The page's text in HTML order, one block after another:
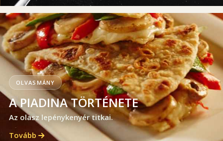
OLVASMÁNY
A PIADINA TÖRTÉNETE
Az olasz lepénykenyér titkai.
Tovább